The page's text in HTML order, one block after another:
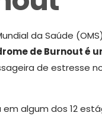
da Saúde
de Burnout é
de estresse
algum dos 12